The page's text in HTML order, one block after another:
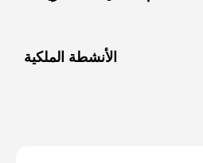
الأنشطة الملكية